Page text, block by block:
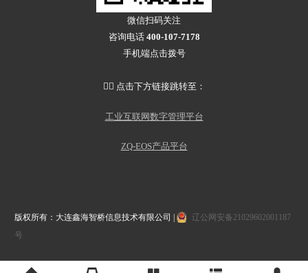
微信扫码关注
咨询电话 400-107-7178
手机端点击拨号
👇🏻 点击下方链接跳转至：
工业互联网数字管理平台
ZQ-EOS产品平台
版权所有：大连鑫海智桥信息技术有限公司 |
辽公网安备21029602001187
号